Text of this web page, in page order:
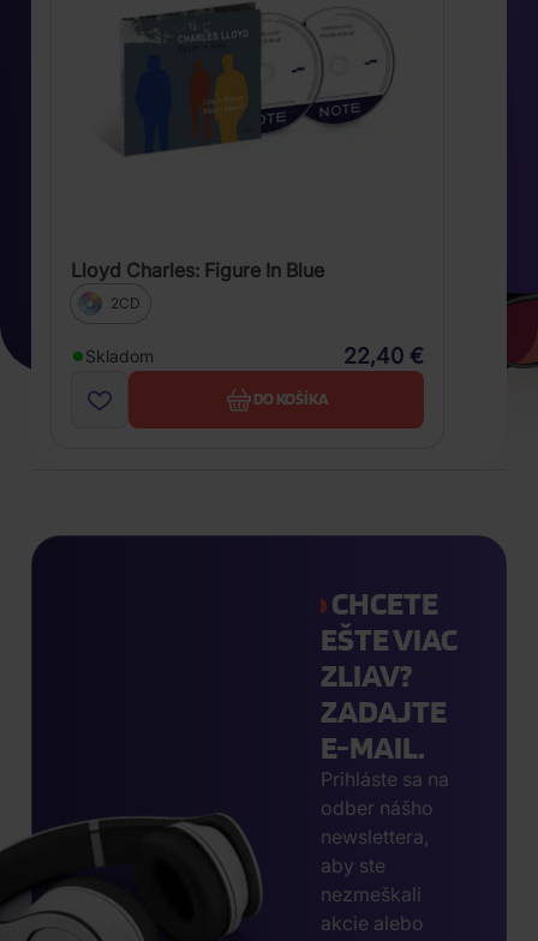
Lloyd Charles: Figure In Blue
2CD
Skladom 22,40 €
DO KOŠÍKA
CHCETE
EŠTE VIAC
ZLIAV?
ZADAJTE
E-MAIL.
Prihláste sa na
odber nášho
newslettera,
aby ste
nezmeškali
akcie alebo